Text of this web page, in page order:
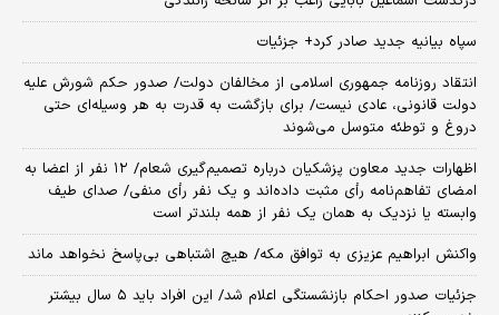
سپاه بیانیه جدید صادر کرد+ جزئیات
انتقاد روزنامه جمهوری اسلامی از مخالفان دولت/ صدور حکم شورش علیه
دولت قانونی، عادی نیست/ برای بازگشت به قدرت به هر وسیله‌ای حتی
دروغ و توطئه متوسل می‌شوند
اظهارات جدید معاون پزشکیان درباره تصمیم‌گیری شعام/ ۱۲ نفر از اعضا به
امضای تفاهم‌نامه رأی مثبت داده‌اند و یک نفر رأی منفی/ صدای طیف
وابسته یا نزدیک به همان یک نفر از همه بلندتر است
واکنش ابراهیم عزیزی به توافق مکه/ هیچ اشتباهی بی‌پاسخ نخواهد ماند
جزئیات صدور احکام بازنشستگی اعلام شد/ این افراد باید ۵ سال بیشتر